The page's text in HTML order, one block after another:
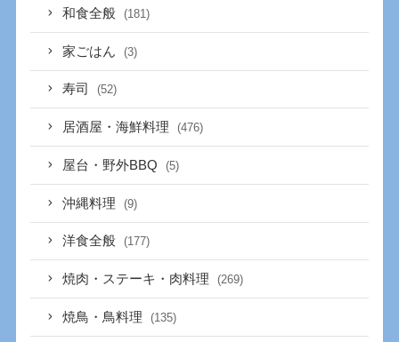
和食全般 (181)
家ごはん (3)
寿司 (52)
居酒屋・海鮮料理 (476)
屋台・野外BBQ (5)
沖縄料理 (9)
洋食全般 (177)
焼肉・ステーキ・肉料理 (269)
焼鳥・鳥料理 (135)